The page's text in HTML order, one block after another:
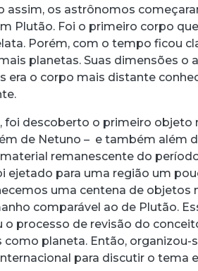
assim, os astrônomos
Plutão. Foi o primeiro corpo
Porém, com o tempo ficou
planetas. Suas dimensões o
era o corpo mais distante
foi descoberto o primeiro objeto
de Netuno – e também além
remanescente do
ejetado para uma região um
uma centena de objetos
comparável ao de Plutão.
processo de revisão do
planeta. Então, organizou-
para discutir o tema